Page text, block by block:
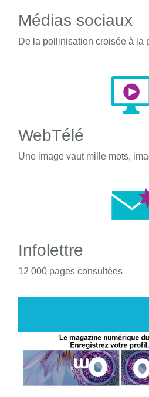
Médias sociaux
De la pollinisation croisée à la
WebTélé
Une image vaut mille mots,
Infolettre
12 000 pages consultées